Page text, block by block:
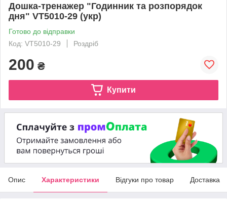
Дошка-тренажер "Годинник та розпорядок
дня" VT5010-29 (укр)
Готово до відправки
Код: VT5010-29
Роздріб
200 ₴
Купити
Опис Характеристики Відгуки про товар Доставка